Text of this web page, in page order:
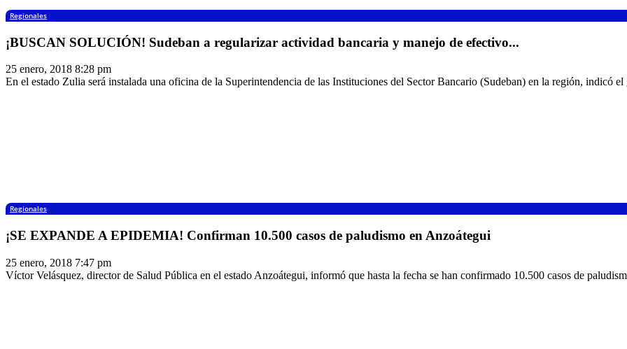
Regionales
¡BUSCAN SOLUCIÓN! Sudeban a regularizar actividad bancaria y manejo de efectivo...
25 enero, 2018 8:28 pm
En el estado Zulia será instalada una oficina de la Superintendencia de las Instituciones del Sector Bancario (Sudeban) en la región, indicó el
Regionales
¡SE EXPANDE A EPIDEMIA! Confirman 10.500 casos de paludismo en Anzoátegui
25 enero, 2018 7:47 pm
Víctor Velásquez, director de Salud Pública en el estado Anzoátegui, informó que hasta la fecha se han confirmado 10.500 casos de